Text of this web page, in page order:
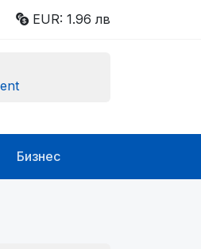
EUR: 1.96 лв
Бизнес